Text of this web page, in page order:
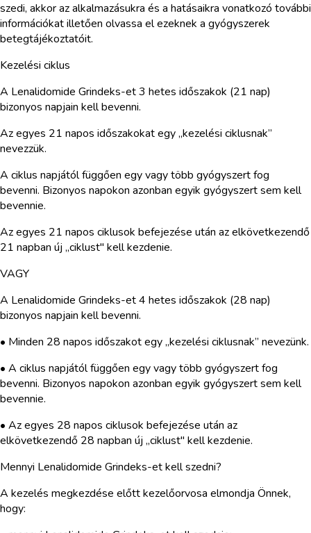
szedi, akkor az alkalmazásukra és a hatásaikra vonatkozó további
információkat illetően olvassa el ezeknek a gyógyszerek
betegtájékoztatóit.
Kezelési ciklus
A Lenalidomide Grindeks-et 3 hetes időszakok (21 nap)
bizonyos napjain kell bevenni.
Az egyes 21 napos időszakokat egy „kezelési ciklusnak”
nevezzük.
A ciklus napjától függően egy vagy több gyógyszert fog
bevenni. Bizonyos napokon azonban egyik gyógyszert sem kell
bevennie.
Az egyes 21 napos ciklusok befejezése után az elkövetkezendő
21 napban új „ciklust" kell kezdenie.
VAGY
A Lenalidomide Grindeks-et 4 hetes időszakok (28 nap)
bizonyos napjain kell bevenni.
• Minden 28 napos időszakot egy „kezelési ciklusnak” nevezünk.
• A ciklus napjától függően egy vagy több gyógyszert fog
bevenni. Bizonyos napokon azonban egyik gyógyszert sem kell
bevennie.
• Az egyes 28 napos ciklusok befejezése után az
elkövetkezendő 28 napban új „ciklust" kell kezdenie.
Mennyi Lenalidomide Grindeks-et kell szedni?
A kezelés megkezdése előtt kezelőorvosa elmondja Önnek,
hogy: